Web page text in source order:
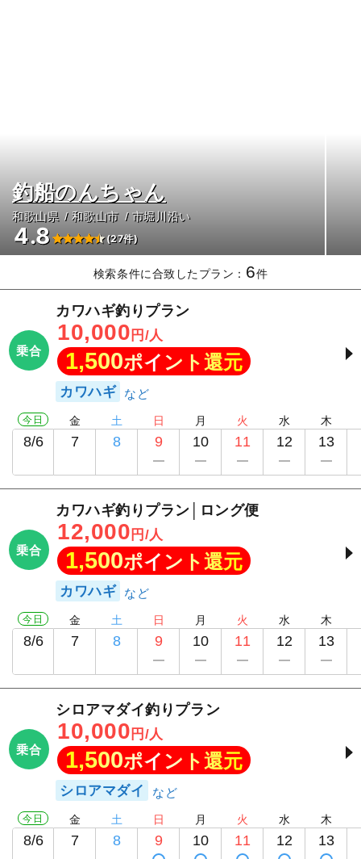
釣船のんちゃん
和歌山県 和歌山市 市堀川沿い
4.8 (27件)
検索条件に合致したプラン： 6件
乗合
カワハギ釣りプラン
10,000 円/人
1,500ポイント還元
カワハギ
今日
8/6
金
7
土
8
日
9
月
10
火
11
水
12
木
13
乗合
カワハギ釣りプラン│ロング便
12,000 円/人
1,500ポイント還元
カワハギ
今日
8/6
金
7
土
8
日
9
月
10
火
11
水
12
木
13
乗合
シロアマダイ釣りプラン
10,000 円/人
1,500ポイント還元
シロアマダイ
今日
8/6
金
7
土
8
日
9
月
10
火
11
水
12
木
13